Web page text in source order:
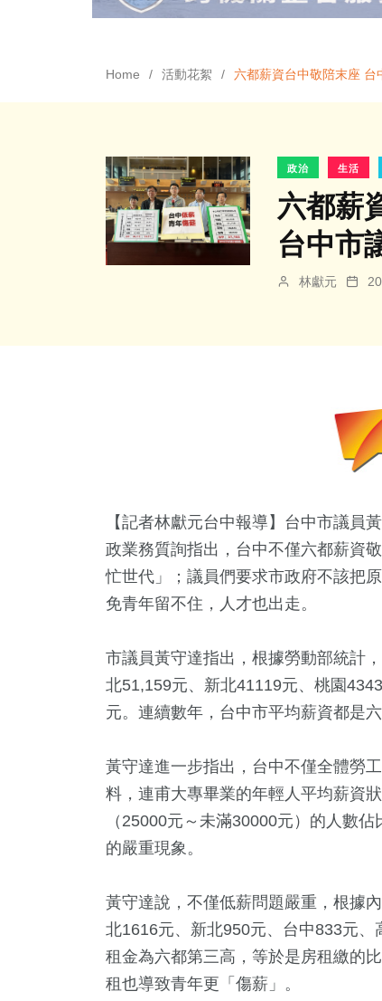
Home 活動花絮 六都薪資台中敬陪末座 台
政治 生活
六都薪
台中市
林獻元
【記者林獻元台中報導】台中市議員
政業務質詢指出，台中不僅六都薪資
忙世代」；議員們要求市政府不該把
免青年留不住，人才也出走。
市議員黃守達指出，根據勞動部統計
北51,159元、新北41119元、桃園
元。連續數年，台中市平均薪資都是六
黃守達進一步指出，台中不僅全體勞
料，連甫大專畢業的年輕人平均薪資
（25000元～未滿30000元）的人數
的嚴重現象。
黃守達說，不僅低薪問題嚴重，根據
北1616元、新北950元、台中833元
租金為六都第三高，等於是房租繳的
租也導致青年更「傷薪」。
+ 144+
財經及消費
政治 美食
19+
影視